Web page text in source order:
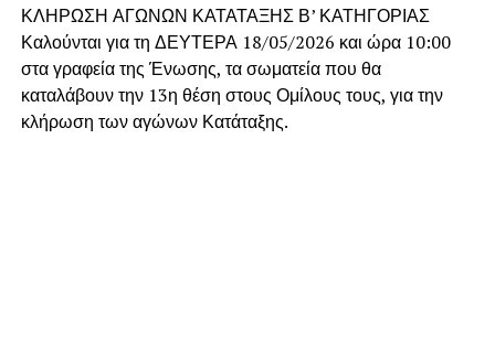
ΚΛΗΡΩΣΗ ΑΓΩΝΩΝ ΚΑΤΑΤΑΞΗΣ Β’ ΚΑΤΗΓΟΡΙΑΣ
Καλούνται για τη ΔΕΥΤΕΡΑ 18/05/2026 και ώρα 10:00
στα γραφεία της Ένωσης, τα σωματεία που θα
καταλάβουν την 13η θέση στους Ομίλους τους, για την
κλήρωση των αγώνων Κατάταξης.